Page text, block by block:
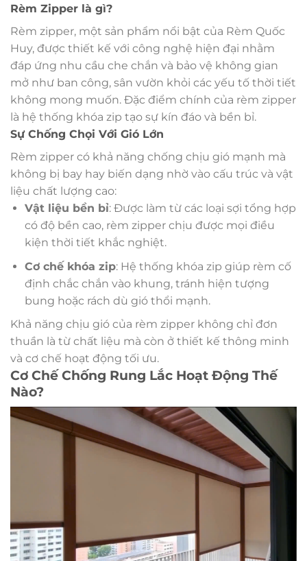
Rèm Zipper là gì?
Rèm zipper, một sản phẩm nổi bật của Rèm Quốc
Huy, được thiết kế với công nghệ hiện đại nhằm
đáp ứng nhu cầu che chắn và bảo vệ không gian
mở như ban công, sân vườn khỏi các yếu tố thời tiết
không mong muốn. Đặc điểm chính của rèm zipper
là hệ thống khóa zip tạo sự kín đáo và bền bỉ.
Sự Chống Chọi Với Gió Lớn
Rèm zipper có khả năng chống chịu gió mạnh mà
không bị bay hay biến dạng nhờ vào cấu trúc và vật
liệu chất lượng cao:
Vật liệu bền bỉ: Được làm từ các loại sợi tổng hợp
có độ bền cao, rèm zipper chịu được mọi điều
kiện thời tiết khắc nghiệt.
Cơ chế khóa zip: Hệ thống khóa zip giúp rèm cố
định chắc chắn vào khung, tránh hiện tượng
bung hoặc rách dù gió thổi mạnh.
Khả năng chịu gió của rèm zipper không chỉ đơn
thuần là từ chất liệu mà còn ở thiết kế thông minh
và cơ chế hoạt động tối ưu.
Cơ Chế Chống Rung Lắc Hoạt Động Thế
Nào?